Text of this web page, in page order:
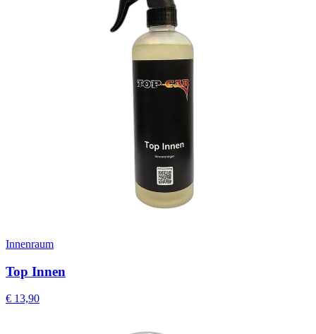
Innenraum
Top Innen
€ 13,90